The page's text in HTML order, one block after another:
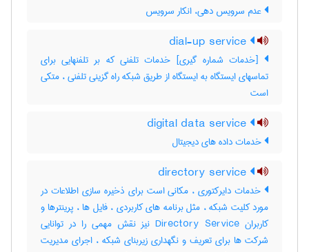
عدم سرویس دهی، انکار سرویس
[خدمات شماره گیری] خدمات تلفنی که بر تلفنهایی برای
تماسهای ایستگاه به ایستگاه از طریق شبکه راه گزینی تلفنی ، متکی
است
خدمات داده های دیجیتال
خدمات دایرکتوری ، مکانی است برای ذخیره سازی اطلاعات در
مورد کلیت شبکه ، مثل برنامه های کاربردی ، فایل ها ، پرینترها و
کاربران Directory Service نیز نقش مهمی را در توانایی
شرکت ها برای تعریف و نگهداری زیربنای شبکه ، اجرای مدیریت